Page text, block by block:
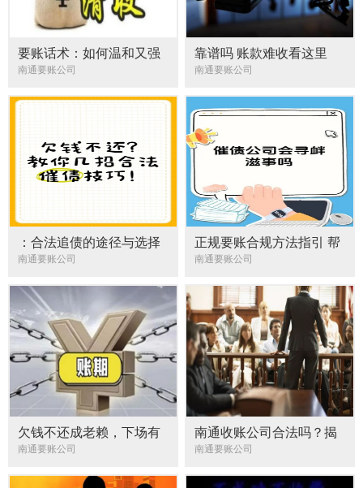
要账话术：如何温和又强
硬地催客户还钱
南通要账公司
靠谱吗 账款难收看这里
南通要账公司
：合法追债的途径与选择
南通要账公司
正规要账合规方法指引 帮
你合法讨要欠款的实用指
南通要账公司
欠钱不还成老赖，下场有
多惨？律师揭秘法律后果
南通要账公司
南通收账公司合法吗？揭
秘法律风险与正规讨债途
南通要账公司